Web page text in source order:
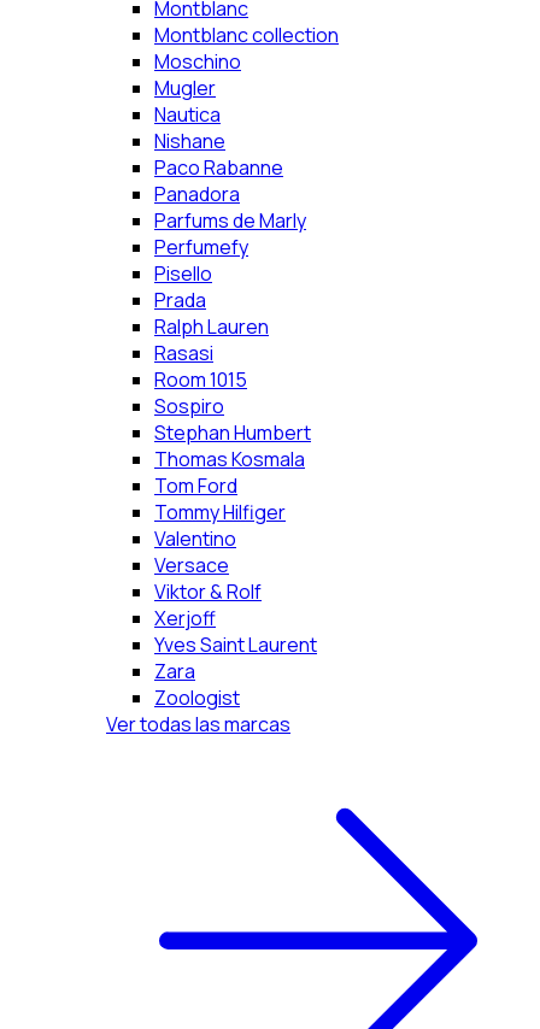
Montblanc
Montblanc collection
Moschino
Mugler
Nautica
Nishane
Paco Rabanne
Panadora
Parfums de Marly
Perfumefy
Pisello
Prada
Ralph Lauren
Rasasi
Room 1015
Sospiro
Stephan Humbert
Thomas Kosmala
Tom Ford
Tommy Hilfiger
Valentino
Versace
Viktor & Rolf
Xerjoff
Yves Saint Laurent
Zara
Zoologist
Ver todas las marcas